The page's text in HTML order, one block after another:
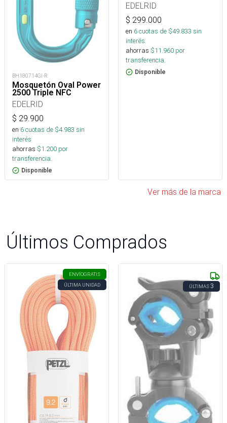
BH180714GI-R
Mosquetón Oval Power
2500 Triple NFC
EDELRID
$ 29.900
en 6cuotas de $4.983 sin
interés
ahorras $1.200 por
transferencia.
Disponible
EDELRID
$ 299.000
en 6cuotas de $49.833 sin
interés
ahorras $11.960 por
transferencia.
Disponible
Ver más de la marca
Últimos Comprados
ENVÍOGRATIS
ÚLTIMA UNIDAD
ÚLTIMAS3